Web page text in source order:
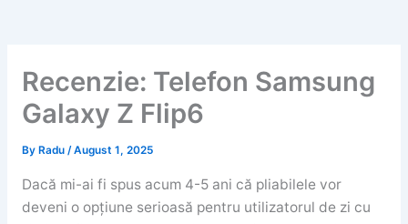
Recenzie: Telefon Samsung
Galaxy Z Flip6
By Radu /August 1, 2025
Dacă mi-ai fi spus acum 4-5 ani că pliabilele vor
deveni o opțiune serioasă pentru utilizatorul de zi cu